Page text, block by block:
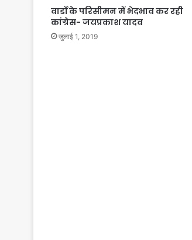
वार्डो के परिसीमन में भेदभाव कर रही
कांग्रेस- जयप्रकाश यादव
जुलाई 1, 2019